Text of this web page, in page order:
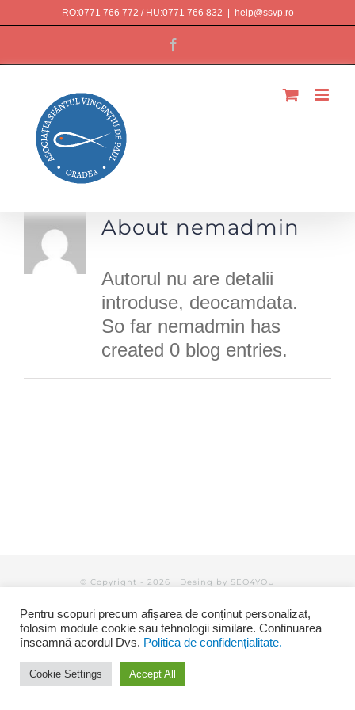
RO:0771 766 772 / HU:0771 766 832 help@ssvp.ro
About nemadmin
Autorul nu are detalii
introduse, deocamdata.
So far nemadmin has
created 0 blog entries.
© Copyright - 2026 Desing by SEO4YOU
Facebook
Pentru scopuri precum afișarea de conținut personalizat,
folosim module cookie sau tehnologii similare. Continuarea
înseamnă acordul Dvs. Politica de confidențialitate.
Cookie Settings Accept All